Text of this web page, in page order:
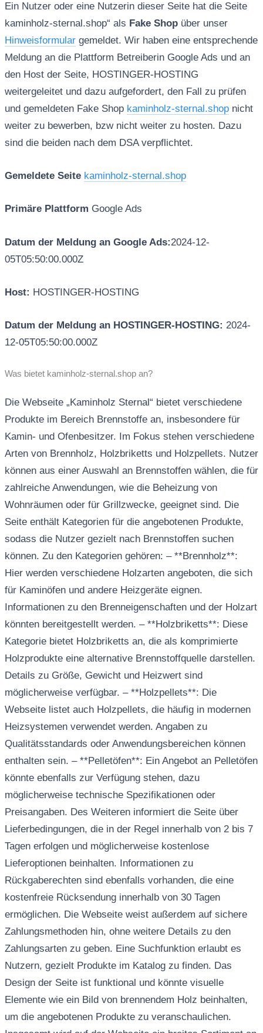
Ein Nutzer oder eine Nutzerin dieser Seite hat die Seite
kaminholz-sternal.shop“ als Fake Shopüber unser
Hinweisformulargemeldet. Wir haben eine entsprechende
Meldung an die Plattform Betreiberin Google Ads und an
den Host der Seite, HOSTINGER-HOSTING
weitergeleitet und dazu aufgefordert, den Fall zu prüfen
und gemeldeten Fake Shop kaminholz-sternal.shopnicht
weiter zu bewerben, bzw nicht weiter zu hosten. Dazu
sind die beiden nach dem DSA verpflichtet.
Gemeldete Seite kaminholz-sternal.shop
Primäre Plattform Google Ads
Datum der Meldung an Google Ads:2024-12-
05T05:50:00.000Z
Host: HOSTINGER-HOSTING
Datum der Meldung an HOSTINGER-HOSTING: 2024-
12-05T05:50:00.000Z
Was bietet kaminholz-sternal.shop an?
Die Webseite „Kaminholz Sternal“ bietet verschiedene
Produkte im Bereich Brennstoffe an, insbesondere für
Kamin- und Ofenbesitzer. Im Fokus stehen verschiedene
Arten von Brennholz, Holzbriketts und Holzpellets. Nutzer
können aus einer Auswahl an Brennstoffen wählen, die für
zahlreiche Anwendungen, wie die Beheizung von
Wohnräumen oder für Grillzwecke, geeignet sind. Die
Seite enthält Kategorien für die angebotenen Produkte,
sodass die Nutzer gezielt nach Brennstoffen suchen
können. Zu den Kategorien gehören: – **Brennholz**:
Hier werden verschiedene Holzarten angeboten, die sich
für Kaminöfen und andere Heizgeräte eignen.
Informationen zu den Brenneigenschaften und der Holzart
könnten bereitgestellt werden. – **Holzbriketts**: Diese
Kategorie bietet Holzbriketts an, die als komprimierte
Holzprodukte eine alternative Brennstoffquelle darstellen.
Details zu Größe, Gewicht und Heizwert sind
möglicherweise verfügbar. – **Holzpellets**: Die
Webseite listet auch Holzpellets, die häufig in modernen
Heizsystemen verwendet werden. Angaben zu
Qualitätsstandards oder Anwendungsbereichen können
enthalten sein. – **Pelletöfen**: Ein Angebot an Pelletöfen
könnte ebenfalls zur Verfügung stehen, dazu
möglicherweise technische Spezifikationen oder
Preisangaben. Des Weiteren informiert die Seite über
Lieferbedingungen, die in der Regel innerhalb von 2 bis 7
Tagen erfolgen und möglicherweise kostenlose
Lieferoptionen beinhalten. Informationen zu
Rückgaberechten sind ebenfalls vorhanden, die eine
kostenfreie Rücksendung innerhalb von 30 Tagen
ermöglichen. Die Webseite weist außerdem auf sichere
Zahlungsmethoden hin, ohne weitere Details zu den
Zahlungsarten zu geben. Eine Suchfunktion erlaubt es
Nutzern, gezielt Produkte im Katalog zu finden. Das
Design der Seite ist funktional und könnte visuelle
Elemente wie ein Bild von brennendem Holz beinhalten,
um die angebotenen Produkte zu veranschaulichen.